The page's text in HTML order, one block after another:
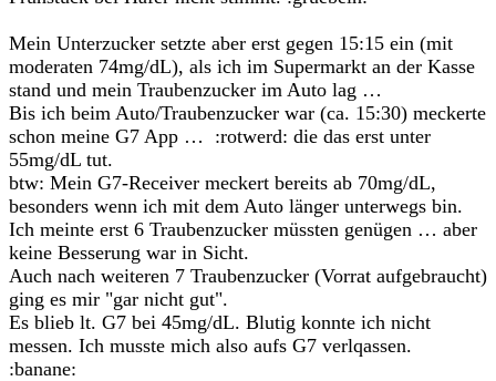
Mein Unterzucker setzte aber erst gegen 15:15 ein (mit
moderaten 74mg/dL), als ich im Supermarkt an der Kasse
stand und mein Traubenzucker im Auto lag …
Bis ich beim Auto/Traubenzucker war (ca. 15:30) meckerte
schon meine G7 App … :rotwerd: die das erst unter
55mg/dL tut.
btw: Mein G7-Receiver meckert bereits ab 70mg/dL,
besonders wenn ich mit dem Auto länger unterwegs bin.
Ich meinte erst 6 Traubenzucker müssten genügen … aber
keine Besserung war in Sicht.
Auch nach weiteren 7 Traubenzucker (Vorrat aufgebraucht)
ging es mir "gar nicht gut".
Es blieb lt. G7 bei 45mg/dL. Blutig konnte ich nicht
messen. Ich musste mich also aufs G7 verlqassen.
:banane: